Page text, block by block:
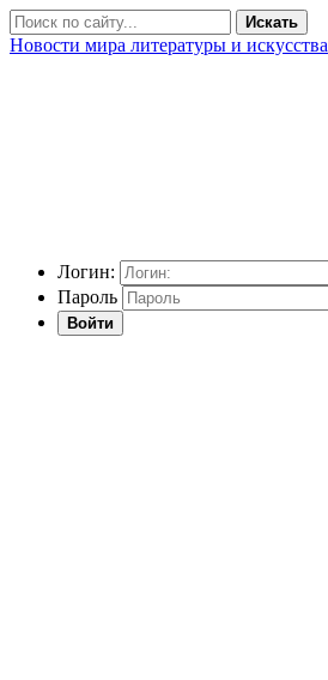
Искать
Новости мира литературы и искусства
Логин:
Пароль
Войти